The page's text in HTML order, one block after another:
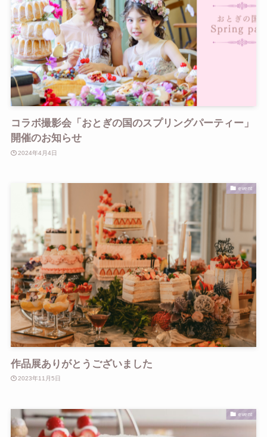
コラボ撮影会「おとぎの国のスプリングパーティー」
開催のお知らせ
2024年4月4日
event
作品展ありがとうございました
2023年11月5日
event